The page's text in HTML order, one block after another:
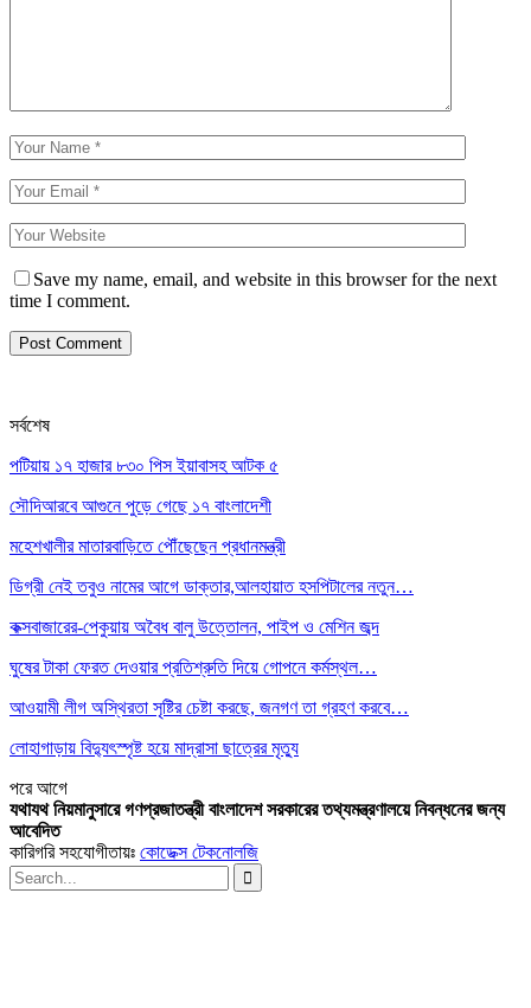
Save my name, email, and website in this browser for the next
time I comment.
সর্বশেষ
পটিয়ায় ১৭ হাজার ৮৩০ পিস ইয়াবাসহ আটক ৫
সৌদিআরবে আগুনে পুড়ে গেছে ১৭ বাংলাদেশী
মহেশখালীর মাতারবাড়িতে পৌঁছেছেন প্রধানমন্ত্রী
ডিগ্রী নেই তবুও নামের আগে ডাক্তার,আলহায়াত হসপিটালের নতুন…
কক্সবাজারের-পেকুয়ায় অবৈধ বালু উত্তোলন, পাইপ ও মেশিন জব্দ
ঘুষের টাকা ফেরত দেওয়ার প্রতিশ্রুতি দিয়ে গোপনে কর্মস্থল…
আওয়ামী লীগ অস্থিরতা সৃষ্টির চেষ্টা করছে, জনগণ তা গ্রহণ করবে…
লোহাগাড়ায় বিদ্যুৎস্পৃষ্ট হয়ে মাদ্রাসা ছাত্রের মৃত্যু
পরেআগে
যথাযথ নিয়মানুসারে গণপ্রজাতন্ত্রী বাংলাদেশ সরকারের তথ্যমন্ত্রণালয়ে নিবন্ধনের জন্য
আবেদিত
কারিগরি সহযোগীতায়ঃ কোডেক্স টেকনোলজি